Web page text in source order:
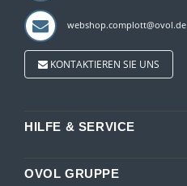
webshop.complott@ovol.de
KONTAKTIEREN SIE UNS
HILFE & SERVICE
OVOL GRUPPE